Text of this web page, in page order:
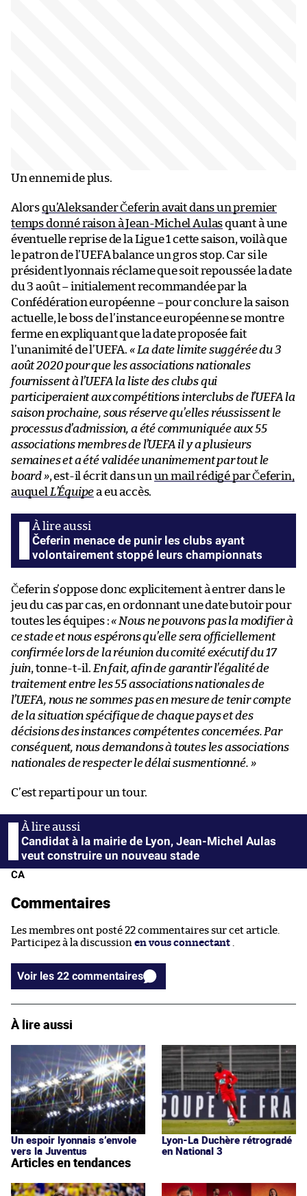
Un ennemi de plus.
Alorsqu’Aleksander Čeferin avait dans un premier
temps donné raison à Jean-Michel Aulasquant à une
éventuelle reprise de la Ligue 1 cette saison, voilà que
le patron de l’UEFA balance un gros stop. Car si le
président lyonnais réclame que soit repoussée la date
du 3 août – initialement recommandée par la
Confédération européenne – pour conclure la saison
actuelle, le boss de l’instance européenne se montre
ferme en expliquant que la date proposée fait
l’unanimité de l’UEFA. « La date limite suggérée du 3
août 2020 pour que les associations nationales
fournissent à l’UEFA la liste des clubs qui
participeraient aux compétitions interclubs de l’UEFA la
saison prochaine, sous réserve qu’elles réussissent le
processus d’admission, a été communiquée aux 55
associations membres de l’UEFA il y a plusieurs
semaines et a été validée unanimement par tout le
board », est-il écrit dans un un mail rédigé par Čeferin,
auquel L’Équipea eu accès.
Čeferin menace de punir les clubs ayant
volontairement stoppé leurs championnats
Čeferin s’oppose donc explicitement à entrer dans le
jeu du cas par cas, en ordonnant une date butoir pour
toutes les équipes :« Nous ne pouvons pas la modifier à
ce stade et nous espérons qu’elle sera officiellement
confirmée lors de la réunion du comité exécutif du 17
juin, tonne-t-il. En fait, afin de garantir l’égalité de
traitement entre les 55 associations nationales de
l’UEFA, nous ne sommes pas en mesure de tenir compte
de la situation spécifique de chaque pays et des
décisions des instances compétentes concernées. Par
conséquent, nous demandons à toutes les associations
nationales de respecter le délai susmentionné. »
C’est reparti pour un tour.
Candidat à la mairie de Lyon, Jean-Michel Aulas
veut construire un nouveau stade
CA
Commentaires
Les membres ont posté 22 commentaires sur cet article.
Participez à la discussion en vous connectant
Voir les 22 commentaires
À lire aussi
Un espoir lyonnais s’envole
vers la Juventus
Lyon-La Duchère rétrogradé
en National 3
Articles en tendances